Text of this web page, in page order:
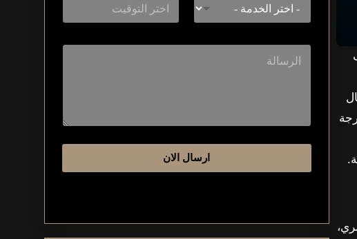
حوالي 55,000 جنيه مصري،
ارسال الان